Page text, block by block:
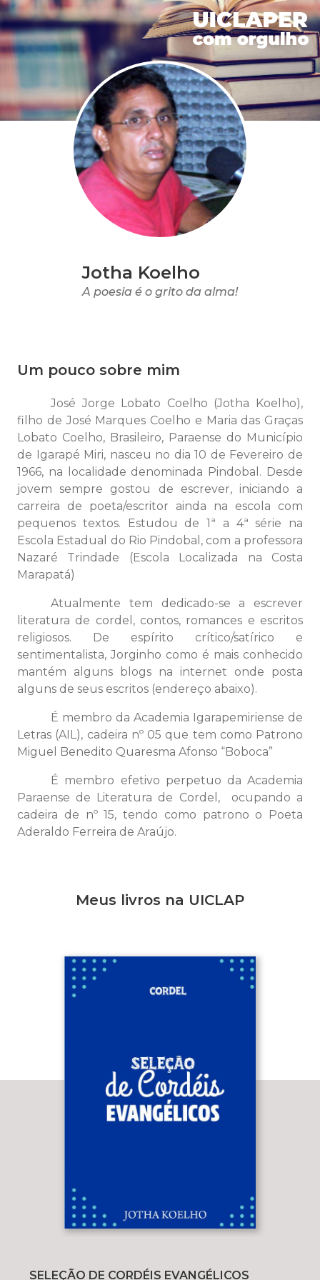
Jotha Koelho
A poesia é o grito da alma!
Um pouco sobre mim
José Jorge Lobato Coelho (Jotha Koelho),
filho de José Marques Coelho e Maria das Graças
Lobato Coelho, Brasileiro, Paraense do Município
de Igarapé Miri, nasceu no dia 10 de Fevereiro de
1966, na localidade denominada Pindobal. Desde
jovem sempre gostou de escrever, iniciando a
carreira de poeta/escritor ainda na escola com
pequenos textos. Estudou de 1ª a 4ª série na
Escola Estadual do Rio Pindobal, com a professora
Nazaré Trindade (Escola Localizada na Costa
Marapatá)
Atualmente tem dedicado-se a escrever
literatura de cordel, contos, romances e escritos
religiosos. De espírito crítico/satírico e
sentimentalista, Jorginho como é mais conhecido
mantém alguns blogs na internet onde posta
alguns de seus escritos (endereço abaixo).
É membro da Academia Igarapemiriense de
Letras (AIL), cadeira nº 05 que tem como Patrono
Miguel Benedito Quaresma Afonso “Boboca”
É membro efetivo perpetuo da Academia
Paraense de Literatura de Cordel, ocupando a
cadeira de nº 15, tendo como patrono o Poeta
Aderaldo Ferreira de Araújo.
Meus livros na UICLAP
SELEÇÃO DE CORDÉIS EVANGÉLICOS